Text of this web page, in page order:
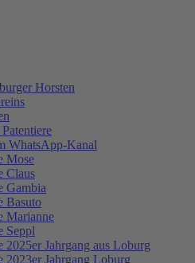
Horsten
WhatsApp-Kanal
Mose
Claus
Gambia
Basuto
Marianne
Seppl
2025er Jahrgang aus Loburg
2023er Jahrgang Loburg